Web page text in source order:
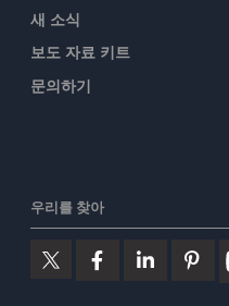
새 소식
보도 자료 키트
문의하기
우리를 찾아